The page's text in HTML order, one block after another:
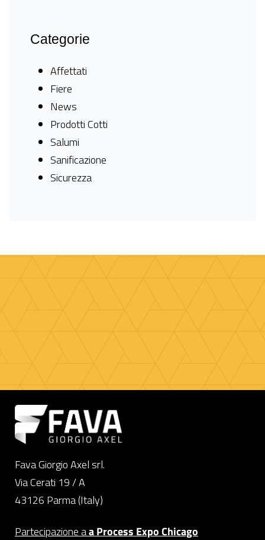
Categorie
Affettati
Fiere
News
Prodotti Cotti
Salumi
Sanificazione
Sicurezza
Fava Giorgio Axel srl.
Via Cerati 19 / A
43126 Parma (Italy)
Partecipazione aa Process Expo Chicago